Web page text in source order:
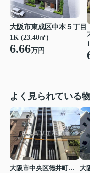
大阪市東成区中本５丁目
1K (23.40㎡)
6.66万円
よく見られている
大阪市中央区徳井町２丁目